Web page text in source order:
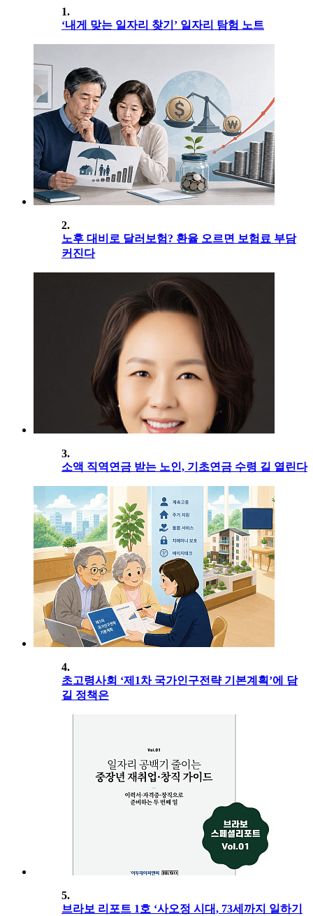
1.
‘내게 맞는 일자리 찾기’ 일자리 탐험 노트
2.
노후 대비로 달러보험? 환율 오르면 보험료 부담
커진다
3.
소액 직역연금 받는 노인, 기초연금 수령 길 열린다
4.
초고령사회 ‘제1차 국가인구전략 기본계획’에 담
길 정책은
5.
브라보 리포트 1호 ‘사오정 시대, 73세까지 일하기